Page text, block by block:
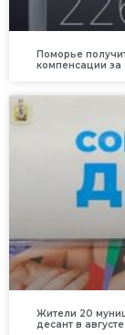
Поморье
компенсации за
Жители 20
десант в августе